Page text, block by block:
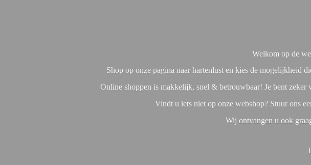
Welkom op de
Shop op onze pagina naar hartenlust en kies de mogelijkheid
Online shoppen is makkelijk, snel & betrouwbaar! Je bent
Vindt u iets niet op onze webshop? Stuur ons
Wij ontvangen u ook